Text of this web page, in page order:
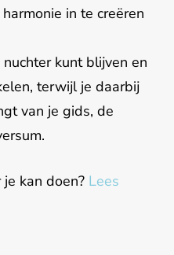
in te creëren
kunt blijven en
terwijl je daarbij
van je gids, de
kan doen? Lees